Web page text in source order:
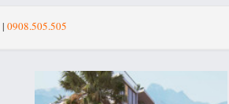
| 0908.505.505